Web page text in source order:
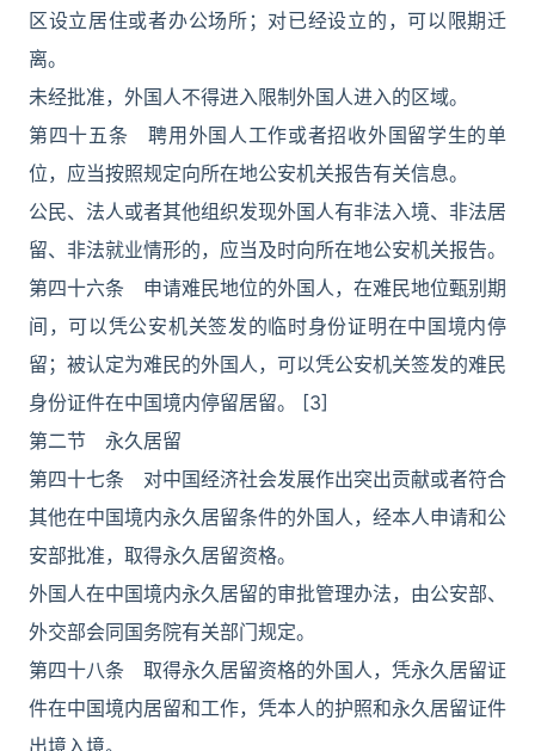
区设立居住或者办公场所；对已经设立的，可以限期迁
离。
未经批准，外国人不得进入限制外国人进入的区域。
第四十五条 聘用外国人工作或者招收外国留学生的单
位，应当按照规定向所在地公安机关报告有关信息。
公民、法人或者其他组织发现外国人有非法入境、非法居
留、非法就业情形的，应当及时向所在地公安机关报告。
第四十六条 申请难民地位的外国人，在难民地位甄别期
间，可以凭公安机关签发的临时身份证明在中国境内停
留；被认定为难民的外国人，可以凭公安机关签发的难民
身份证件在中国境内停留居留。 [3]
第二节 永久居留
第四十七条 对中国经济社会发展作出突出贡献或者符合
其他在中国境内永久居留条件的外国人，经本人申请和公
安部批准，取得永久居留资格。
外国人在中国境内永久居留的审批管理办法，由公安部、
外交部会同国务院有关部门规定。
第四十八条 取得永久居留资格的外国人，凭永久居留证
件在中国境内居留和工作，凭本人的护照和永久居留证件
出境入境。